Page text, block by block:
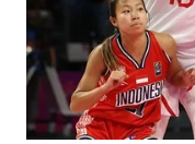
WN
SUMEDANG
WN